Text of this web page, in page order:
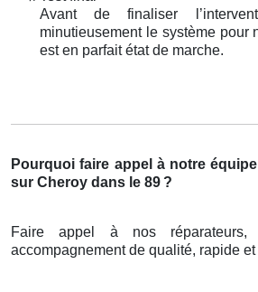
Avant de finaliser
minutieusement le système pour
est en parfait état de marche.
Pourquoi faire appel à notre
sur Cheroy dans le 89 ?
Faire appel à nos réparateurs,
accompagnement de qualité, rapide et